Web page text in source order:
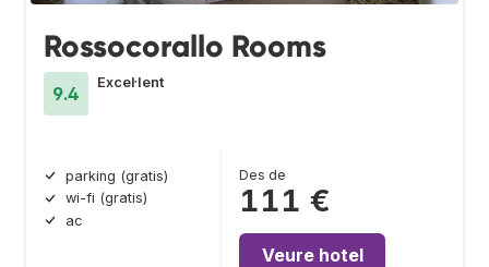
Rossocorallo Rooms
9.4
Excel·lent
parking (gratis)
wi-fi (gratis)
ac
Des de
111 €
Veure hotel